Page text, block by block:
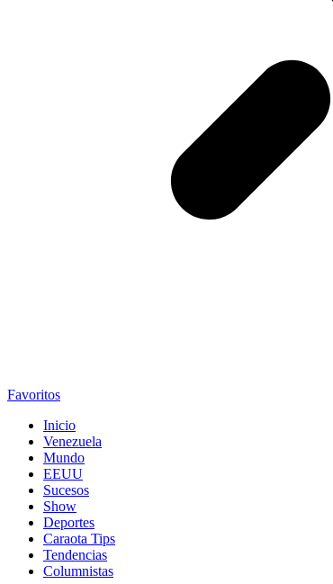
Favoritos
Inicio
Venezuela
Mundo
EEUU
Sucesos
Show
Deportes
Caraota Tips
Tendencias
Columnistas